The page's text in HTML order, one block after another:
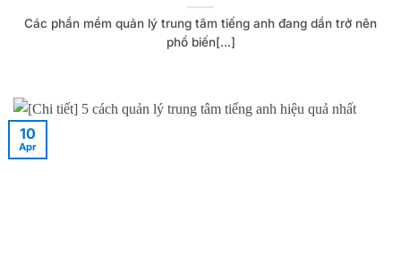
Các phần mềm quản lý trung tâm tiếng anh đang dần trở nên
phổ biến[...]
10
Apr